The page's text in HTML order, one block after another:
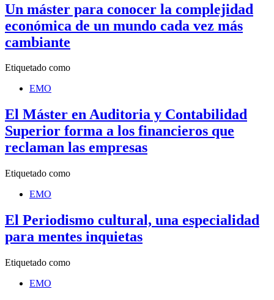
Un máster para conocer la complejidad
económica de un mundo cada vez más
cambiante
Etiquetado como
EMO
El Máster en Auditoria y Contabilidad
Superior forma a los financieros que
reclaman las empresas
Etiquetado como
EMO
El Periodismo cultural, una especialidad
para mentes inquietas
Etiquetado como
EMO